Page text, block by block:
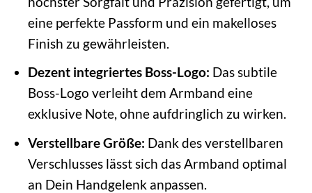
eine perfekte Passform und ein makelloses
Finish zu gewährleisten.
Dezent integriertes Boss-Logo: Das subtile
Boss-Logo verleiht dem Armband eine
exklusive Note, ohne aufdringlich zu wirken.
Verstellbare Größe: Dank des verstellbaren
Verschlusses lässt sich das Armband optimal
an Dein Handgelenk anpassen.